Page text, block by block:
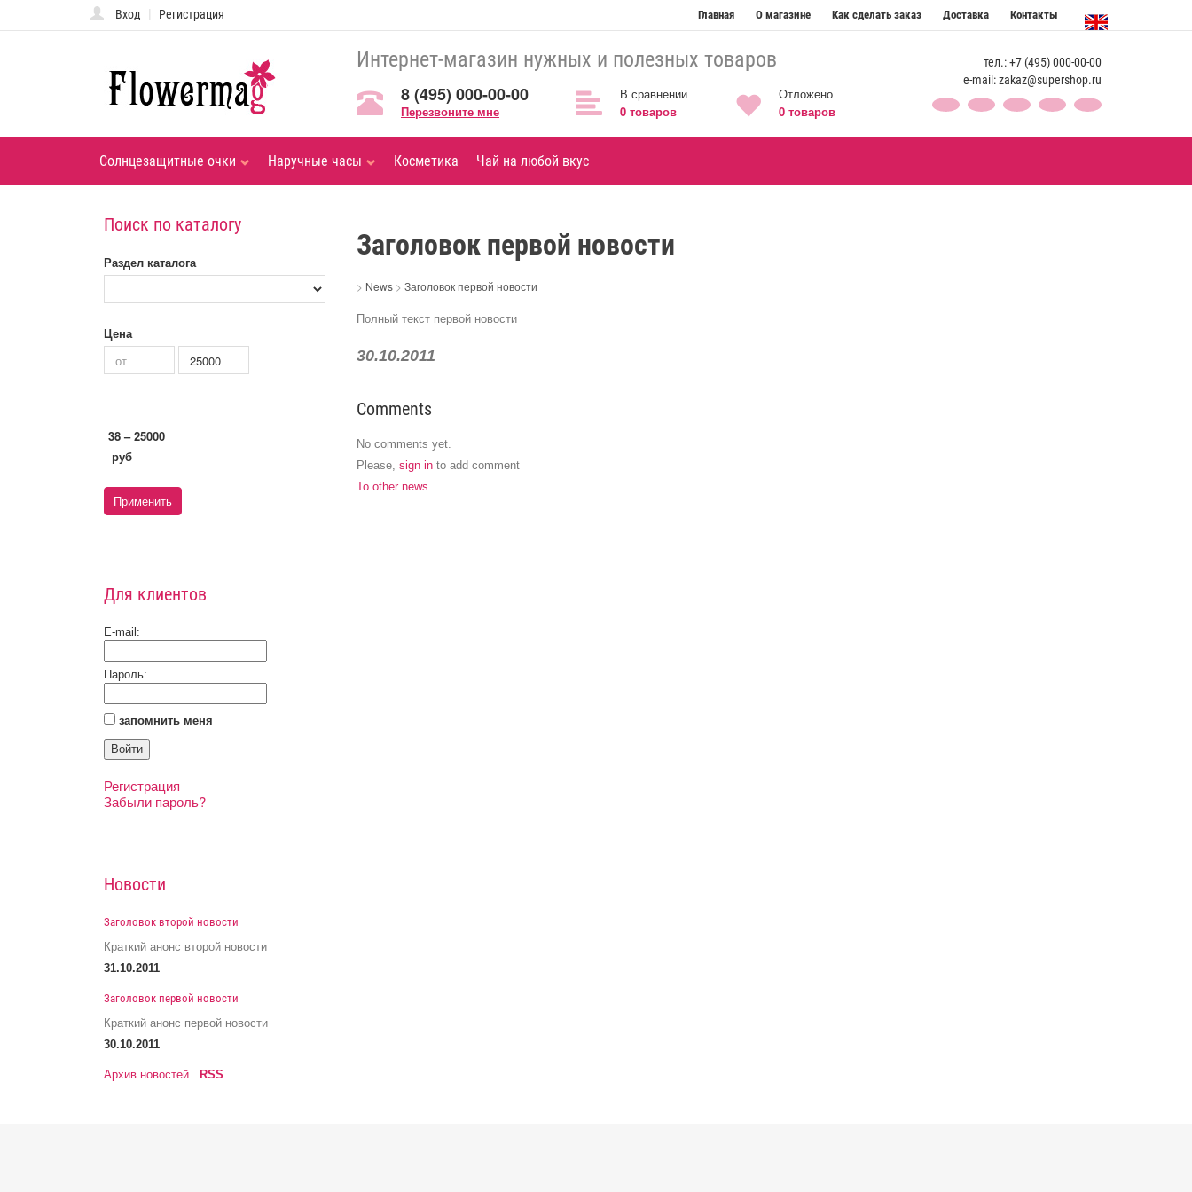
Вход | Регистрация Главная О магазине Как сделать заказ Доставка Контакты
Интернет-магазин нужных и полезных товаров
8 (495) 000-00-00
Перезвоните мне
В сравнении
0 товаров
Отложено
0 товаров
тел.: +7 (495) 000-00-00
e-mail: zakaz@supershop.ru
Солнцезащитные очки Наручные часы Косметика Чай на любой вкус
Поиск по каталогу
Раздел каталога
Цена
38 – 25000
руб
Для клиентов
E-mail:
Пароль:
запомнить меня
Регистрация
Забыли пароль?
Новости
Заголовок второй новости
Краткий анонс второй новости
31.10.2011
Заголовок первой новости
Краткий анонс первой новости
30.10.2011
Архив новостей RSS
Заголовок первой новости
> News > Заголовок первой новости
Полный текст первой новости
30.10.2011
Comments
No comments yet.
Please, sign in to add comment
To other news